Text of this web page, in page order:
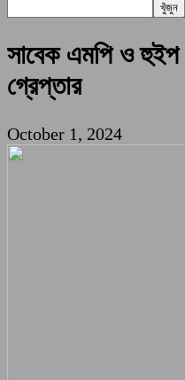
সাবেক এমপি ও হুইপ
গ্রেপ্তার
October 1, 2024